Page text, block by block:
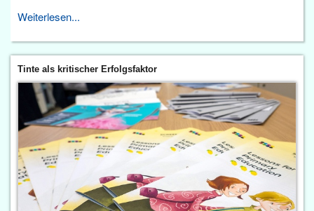
Weiterlesen...
Tinte als kritischer Erfolgsfaktor